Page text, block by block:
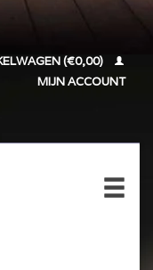
(€0,00)
MIJN ACCOUNT